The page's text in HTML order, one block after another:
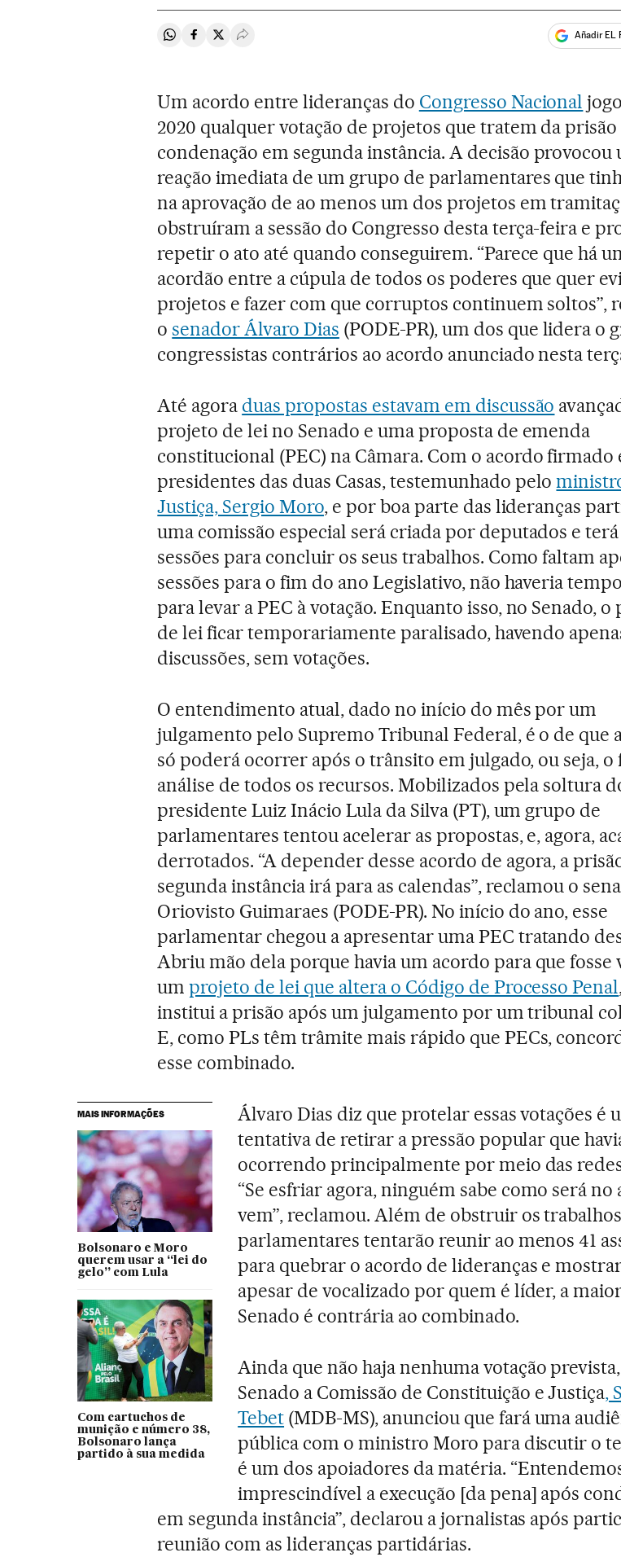
Compartir en Whatsapp
Compartir en Facebook
Compartir en Twitter
Desplegar Redes Sociales Añadir EL
Um acordo entre lideranças do Congresso Nacional
2020 qualquer votação de projetos que tratem da prisão
condenação em segunda instância. A decisão provocou
reação imediata de um grupo de parlamentares que
na aprovação de ao menos um dos projetos em
obstruíram a sessão do Congresso desta terça-feira e
repetir o ato até quando conseguirem. “Parece que há
acordão entre a cúpula de todos os poderes que quer
projetos e fazer com que corruptos continuem soltos”,
osenador Álvaro Dias (PODE-PR), um dos que lidera o
congressistas contrários ao acordo anunciado nesta
Até agora duas propostas estavam em discussão
projeto de lei no Senado e uma proposta de emenda
constitucional (PEC) na Câmara. Com o acordo firmado
presidentes das duas Casas, testemunhado pelo
Justiça, Sergio Moro, e por boa parte das lideranças
uma comissão especial será criada por deputados e
sessões para concluir os seus trabalhos. Como faltam
sessões para o fim do ano Legislativo, não haveria
para levar a PEC à votação. Enquanto isso, no Senado,
de lei ficar temporariamente paralisado, havendo
discussões, sem votações.
O entendimento atual, dado no início do mês por um
julgamento pelo Supremo Tribunal Federal, é o de que
só poderá ocorrer após o trânsito em julgado, ou seja, o
análise de todos os recursos. Mobilizados pela soltura
presidente Luiz Inácio Lula da Silva (PT), um grupo de
parlamentares tentou acelerar as propostas, e, agora,
derrotados. “A depender desse acordo de agora, a
segunda instância irá para as calendas”, reclamou o
Oriovisto Guimaraes (PODE-PR). No início do ano, esse
parlamentar chegou a apresentar uma PEC tratando
Abriu mão dela porque havia um acordo para que fosse
umprojeto de lei que altera o Código de Processo Penal
institui a prisão após um julgamento por um tribunal
E, como PLs têm trâmite mais rápido que PECs,
esse combinado.
MAIS INFORMAÇÕES
Bolsonaro e Moro
querem usar a “lei do
gelo” com Lula
Com cartuchos de
munição e número 38,
Bolsonaro lança
partido à sua medida
Álvaro Dias diz que protelar essas votações é
tentativa de retirar a pressão popular que
ocorrendo principalmente por meio das
“Se esfriar agora, ninguém sabe como será no
vem”, reclamou. Além de obstruir os
parlamentares tentarão reunir ao menos 41
para quebrar o acordo de lideranças e
apesar de vocalizado por quem é líder, a
Senado é contrária ao combinado.
Ainda que não haja nenhuma votação
Senado a Comissão de Constituição e Justiça,
Tebet (MDB-MS), anunciou que fará uma
pública com o ministro Moro para discutir o
é um dos apoiadores da matéria.
imprescindível a execução [da pena] após
em segunda instância”, declarou a jornalistas após
reunião com as lideranças partidárias.